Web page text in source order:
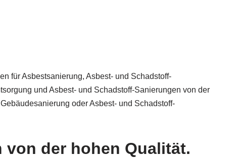
für Asbestsanierung, Asbest- und Schadstoff-
und Asbest- und Schadstoff-Sanierungen von der
oder Asbest- und Schadstoff-
der hohen Qualität.